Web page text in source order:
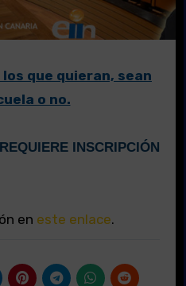
que quieran, sean
o no.
INSCRIPCIÓN
en este enlace.